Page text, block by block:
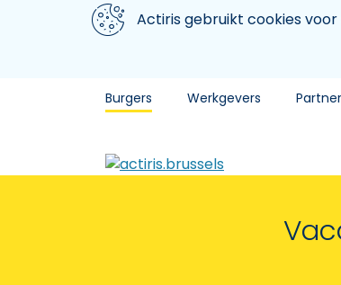
Aller au contenu principal
We gebruiken cookiesActiris gebruikt cookies
Burgers Werkgevers